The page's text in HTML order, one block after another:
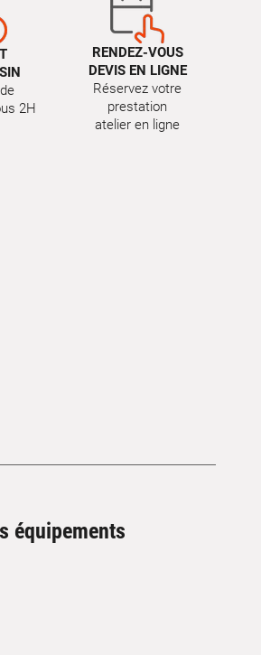
2H
RENDEZ-VOUS
DEVIS EN LIGNE
Réservez votre
prestation
atelier en ligne
équipements